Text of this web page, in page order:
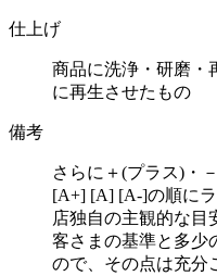
仕上げ
商品に洗浄・研磨・
に再生させたもの
備考
さらに＋(プラス)・
[A+] [A] [A-]の順に
店独自の主観的な目
客さまの基準と多少
ので、その点は充分